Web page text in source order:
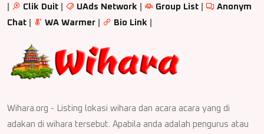
Clik Duit UAds Network Group List
Anonym
Chat
WA Warmer Bio Link
Wihara.org - Listing lokasi wihara dan acara acara yang di
adakan di wihara tersebut. Apabila anda adalah pengurus atau